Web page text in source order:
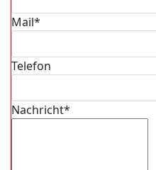
Mail*
Telefon
Nachricht*